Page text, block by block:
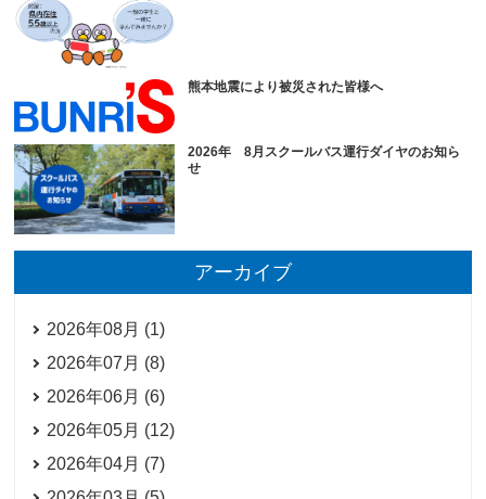
熊本地震により被災された皆様へ
2026年 8月スクールバス運行ダイヤのお知ら
せ
アーカイブ
2026年08月 (1)
2026年07月 (8)
2026年06月 (6)
2026年05月 (12)
2026年04月 (7)